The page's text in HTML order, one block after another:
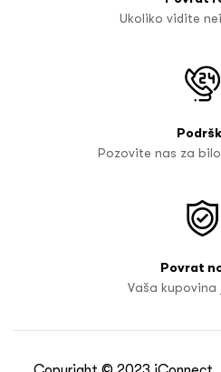
Ukoliko vidite
Pozovite nas za
Povrat
Vaša kupovina